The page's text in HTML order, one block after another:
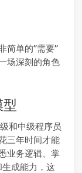
简单的”需要”
场深刻的角色
和中级程序员
三年时间才能
业务逻辑、掌
成能力，这